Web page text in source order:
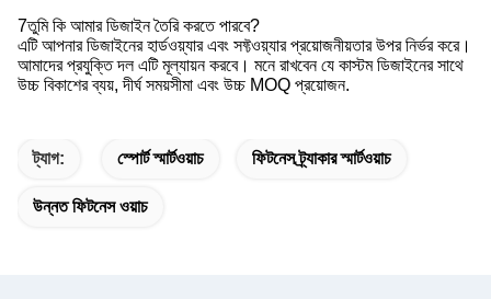
7তুমি কি আমার ডিজাইন তৈরি করতে পারবে?
এটি আপনার ডিজাইনের হার্ডওয়্যার এবং সফ্টওয়্যার প্রয়োজনীয়তার উপর নির্ভর করে।
আমাদের প্রযুক্তি দল এটি মূল্যায়ন করবে। মনে রাখবেন যে কাস্টম ডিজাইনের সাথে
উচ্চ বিকাশের ব্যয়, দীর্ঘ সময়সীমা এবং উচ্চ MOQ প্রয়োজন.
ট্যাগ: স্পোর্ট স্মার্টওয়াচ ফিটনেস ট্র্যাকার স্মার্টওয়াচ
উন্নত ফিটনেস ওয়াচ